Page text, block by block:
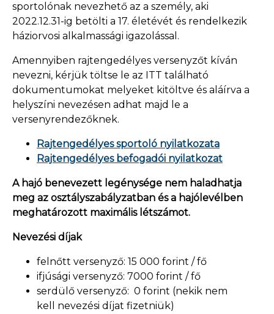
sportolónak nevezhető az a személy, aki
2022.12.31-ig betölti a 17. életévét és rendelkezik
háziorvosi alkalmassági igazolással.
Amennyiben rajtengedélyes versenyzőt kíván
nevezni, kérjük töltse le az ITT található
dokumentumokat melyeket kitöltve és aláírva a
helyszíni nevezésen adhat majd le a
versenyrendezőknek.
Rajtengedélyes sportoló nyilatkozata
Rajtengedélyes befogadói nyilatkozat
A hajó benevezett legénysége nem haladhatja
meg az osztályszabályzatban és a hajólevélben
meghatározott maximális létszámot.
Nevezési díjak
felnőtt versenyző: 15 000 forint / fő
ifjúsági versenyző: 7000 forint / fő
serdülő versenyző: 0 forint (nekik nem
kell nevezési díjat fizetniük)